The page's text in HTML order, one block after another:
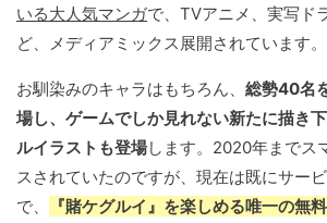
いる大人気マンガで、TVアニメ、実写ド
ど、メディアミックス展開されています。
お馴染みのキャラはもちろん、 総勢40名
場し、ゲームでしか見れない新たに描き
ルイラストも登場します。2020年までス
スされていたのですが、現在は既にサー
で、
『賭ケグルイ』を楽しめる唯一の無